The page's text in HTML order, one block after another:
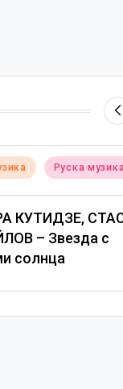
Posted
Поп музика
Григорий Лепс,
Савичева –
оставляет шрамы